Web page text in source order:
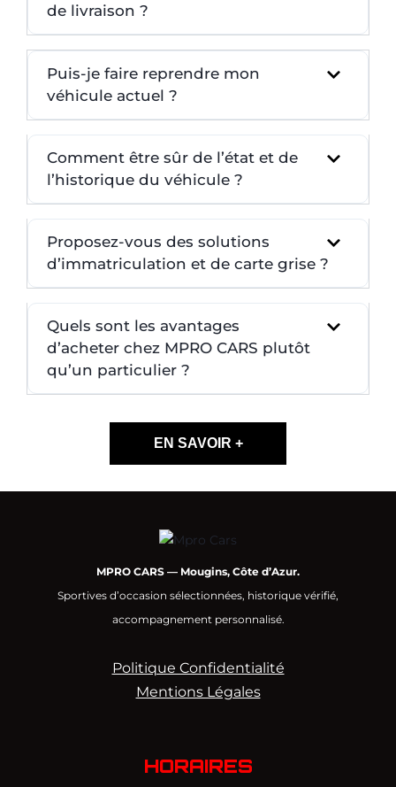
de livraison ?
Puis-je faire reprendre mon
véhicule actuel ?
Comment être sûr de l’état et de
l’historique du véhicule ?
Proposez-vous des solutions
d’immatriculation et de carte grise ?
Quels sont les avantages
d’acheter chez MPRO CARS plutôt
qu’un particulier ?
EN SAVOIR +
MPRO CARS — Mougins, Côte d’Azur.
Sportives d’occasion sélectionnées, historique vérifié,
accompagnement personnalisé.
Politique Confidentialité
Mentions Légales
HORAIRES